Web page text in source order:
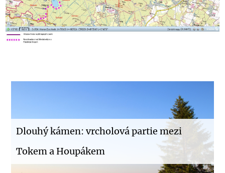
Dlouhý kámen: vrcholová partie mezi
Tokem a Houpákem